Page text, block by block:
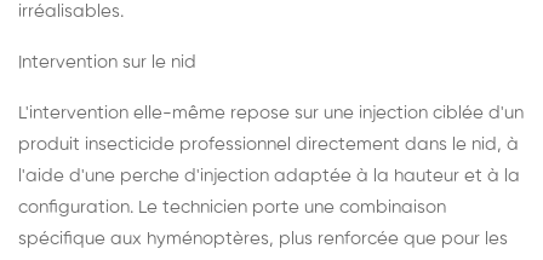
irréalisables.
Intervention sur le nid
L'intervention elle-même repose sur une injection ciblée d'un
produit insecticide professionnel directement dans le nid, à
l'aide d'une perche d'injection adaptée à la hauteur et à la
configuration. Le technicien porte une combinaison
spécifique aux hyménoptères, plus renforcée que pour les